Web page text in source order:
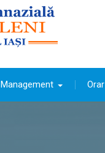
Management Orar